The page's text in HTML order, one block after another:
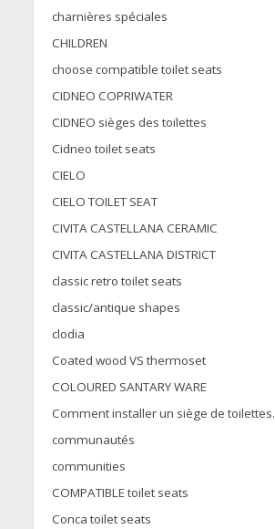
charnières spéciales
CHILDREN
choose compatible toilet seats
CIDNEO COPRIWATER
CIDNEO sièges des toilettes
Cidneo toilet seats
CIELO
CIELO TOILET SEAT
CIVITA CASTELLANA CERAMIC
CIVITA CASTELLANA DISTRICT
classic retro toilet seats
classic/antique shapes
clodia
Coated wood VS thermoset
COLOURED SANTARY WARE
Comment installer un siège de toilettes.
communautés
communities
COMPATIBLE toilet seats
Conca toilet seats